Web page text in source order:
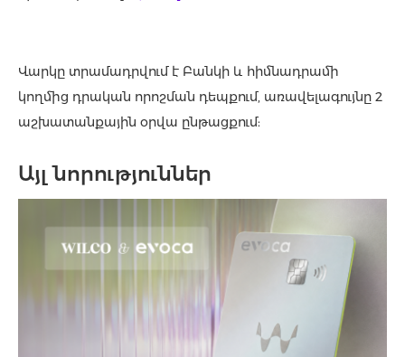
Վարկը տրամադրվում է Բանկի և հիմնադրամի
կողմից դրական որոշման դեպքում, առավելագույնը 2
աշխատանքային օրվա ընթացքում:
Այլ նորություններ